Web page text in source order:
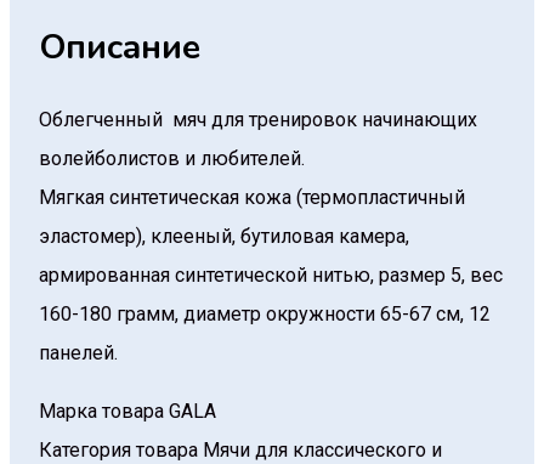
Описание
Облегченный мяч для тренировок начинающих
волейболистов и любителей.
Мягкая синтетическая кожа (термопластичный
эластомер), клееный, бутиловая камера,
армированная синтетической нитью, размер 5, вес
160-180 грамм, диаметр окружности 65-67 см, 12
панелей.
Марка товара GALA
Категория товара Мячи для классического и